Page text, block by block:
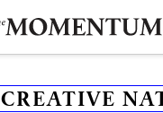
CREATIVE